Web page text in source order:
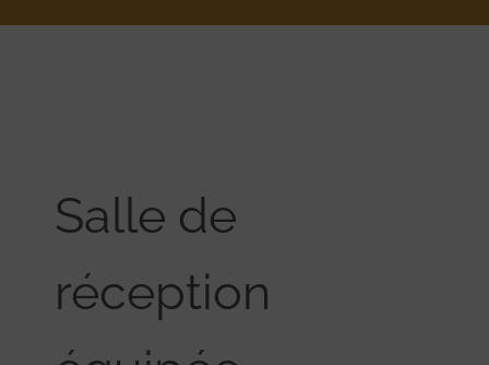
Salle de
réception